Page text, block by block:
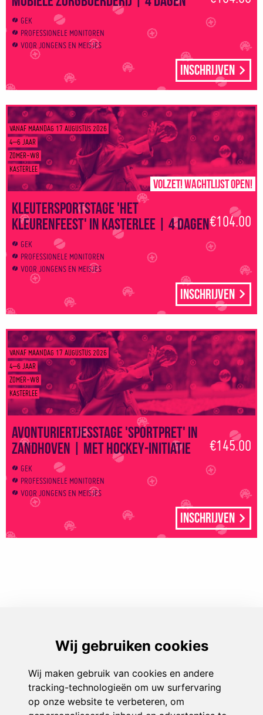
GEK
PROFESSIONELE MONITOREN
VOOR JONGENS EN MEISJES
Inschrijven
VANAF MAANDAG 17 AUGUSTUS 2026
4–6 JAAR
ZOMER-W8
KASTERLEE
Volzet! Wachtlijst open!
Kleutersportstage 'Het
kleurenfeest' in Kasterlee | 4 dagen€104.00
GEK
PROFESSIONELE MONITOREN
VOOR JONGENS EN MEISJES
Inschrijven
VANAF MAANDAG 17 AUGUSTUS 2026
4–6 JAAR
ZOMER-W8
KASTERLEE
Avonturiertjesstage 'Sportpret' in
Zandhoven | Met hockey-initiatie
€145.00
GEK
PROFESSIONELE MONITOREN
VOOR JONGENS EN MEISJES
Inschrijven